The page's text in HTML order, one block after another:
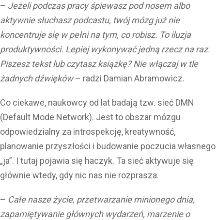
– Jeżeli podczas pracy śpiewasz pod nosem albo
aktywnie słuchasz podcastu, twój mózg już nie
koncentruje się w pełni na tym, co robisz. To iluzja
produktywności. Lepiej wykonywać jedną rzecz na raz.
Piszesz tekst lub czytasz książkę? Nie włączaj w tle
żadnych dźwięków– radzi Damian Abramowicz.
Co ciekawe, naukowcy od lat badają tzw. sieć DMN
(Default Mode Network). Jest to obszar mózgu
odpowiedzialny za introspekcję, kreatywność,
planowanie przyszłości i budowanie poczucia własnego
„ja”. I tutaj pojawia się haczyk. Ta sieć aktywuje się
głównie wtedy, gdy nic nas nie rozprasza.
– Całe nasze życie, przetwarzanie minionego dnia,
zapamiętywanie głównych wydarzeń, marzenie o